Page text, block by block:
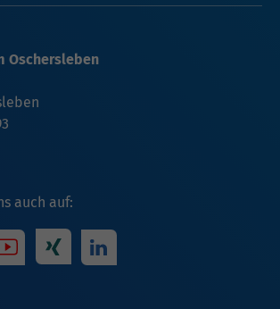
auch auf:
Oschersleben